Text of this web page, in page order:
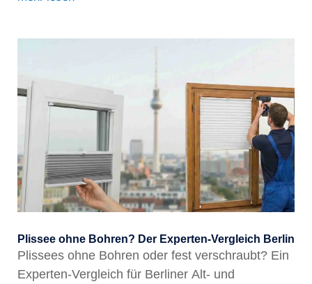
Plissee ohne Bohren? Der Experten-Vergleich Berlin
Plissees ohne Bohren oder fest verschraubt? Ein
Experten-Vergleich für Berliner Alt- und